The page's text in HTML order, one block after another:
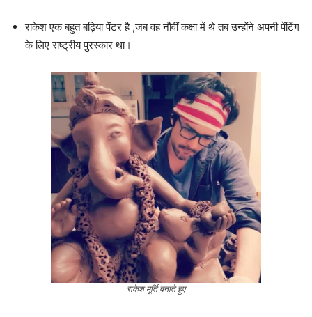
राकेश एक बहुत बढ़िया पेंटर है ,जब वह नौवीं कक्षा में थे तब उन्होंने अपनी पेंटिंग
के लिए राष्ट्रीय पुरस्कार था।
राकेश मूर्ति बनाते हुए